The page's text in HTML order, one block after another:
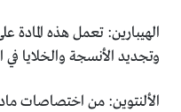
الهيبارين: تعمل هذه المادة
وتجديد الأنسجة والخلايا في
الألنتوين: من اختصاصات